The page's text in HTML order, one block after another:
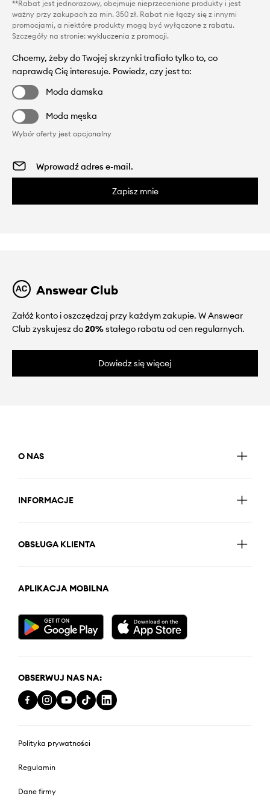
**Rabat jest jednorazowy, obejmuje nieprzecenione produkty i jest
ważny przy zakupach za min. 350 zł. Rabat nie łączy się z innymi
promocjami, a niektóre produkty mogą być wyłączone z rabatu.
Szczegóły na stronie: wykluczenia z promocji.
Chcemy, żeby do Twojej skrzynki trafiało tylko to, co
naprawdę Cię interesuje. Powiedz, czy jest to:
Moda damska
Moda męska
Wybór oferty jest opcjonalny
Zapisz mnie
Answear Club
Załóż konto i oszczędzaj przy każdym zakupie. W Answear
Club zyskujesz do20%stałego rabatu od cen regularnych.
Dowiedz się więcej
O NAS
INFORMACJE
OBSŁUGA KLIENTA
APLIKACJA MOBILNA
OBSERWUJ NAS NA:
Polityka prywatności
Regulamin
Dane firmy